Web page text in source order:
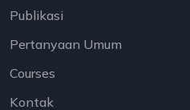
Publikasi
Pertanyaan Umum
Courses
Kontak